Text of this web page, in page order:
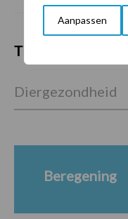
Aanpassen
Themapagina's
Diergezondheid
Beregening